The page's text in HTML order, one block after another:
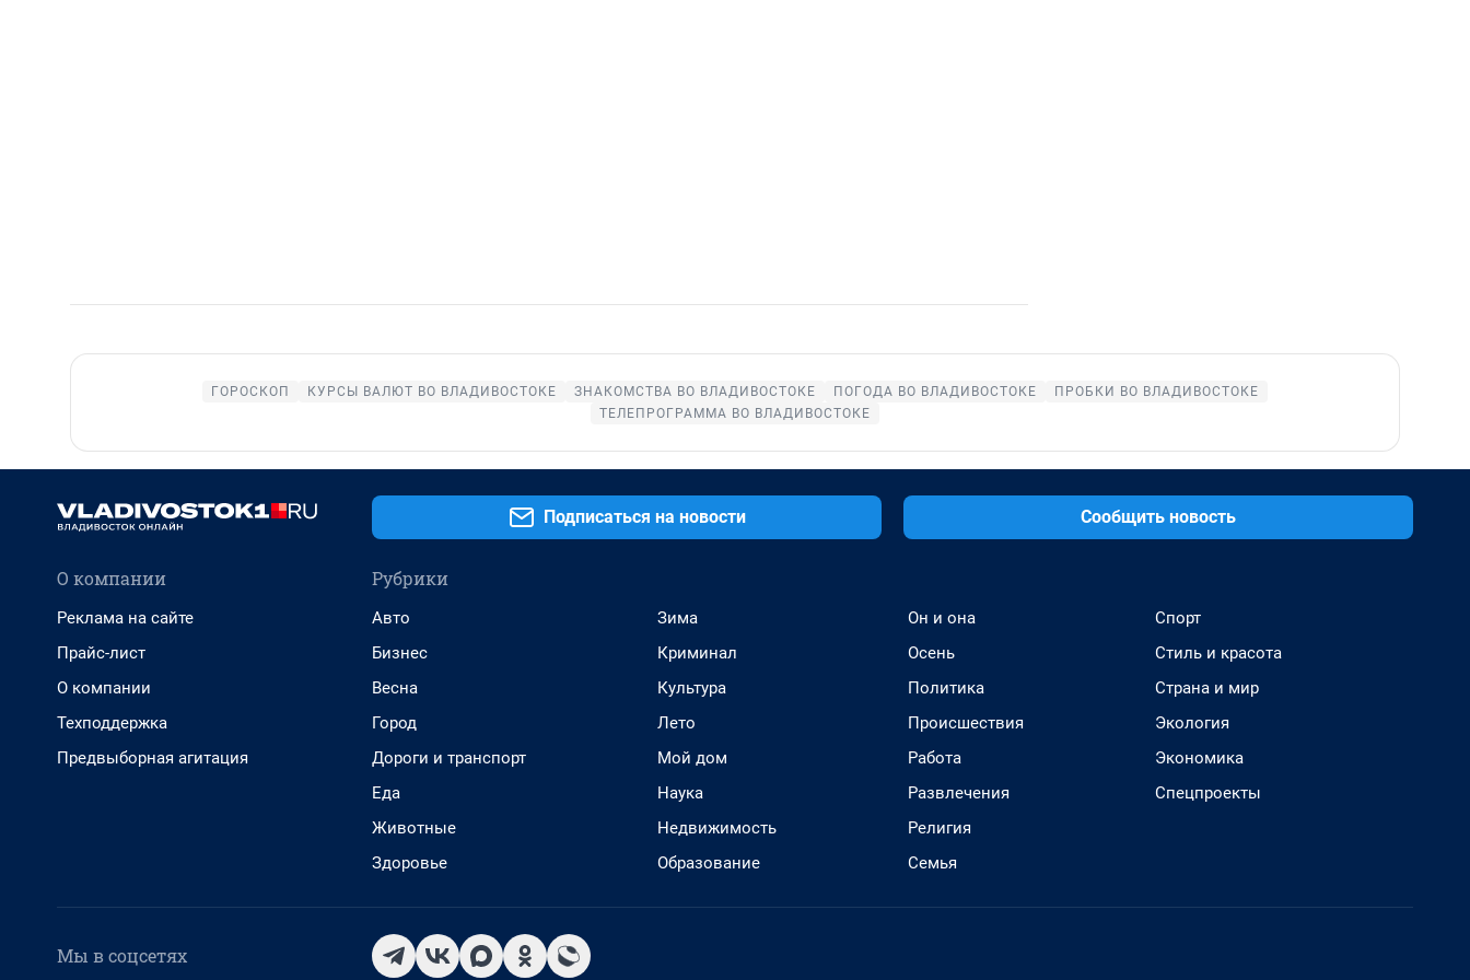
ГОРОСКОП КУРСЫ ВАЛЮТ ВО ВЛАДИВОСТОКЕ ЗНАКОМСТВА ВО ВЛАДИВОСТОКЕ ПОГОДА ВО ВЛАДИВОСТОКЕ
ПРОБКИ ВО ВЛАДИВОСТОКЕ
ТЕЛЕПРОГРАММА ВО ВЛАДИВОСТОКЕ
Подписаться на новости Сообщить новость
О компании
Реклама на сайте
Прайс-лист
О компании
Техподдержка
Предвыборная агитация
Рубрики
Авто
Бизнес
Весна
Город
Дороги и транспорт
Еда
Животные
Здоровье
Зима
Криминал
Культура
Лето
Мой дом
Наука
Недвижимость
Образование
Он и она
Осень
Политика
Происшествия
Работа
Развлечения
Религия
Семья
Спорт
Стиль и красота
Страна и мир
Экология
Экономика
Спецпроекты
Мы в соцсетях